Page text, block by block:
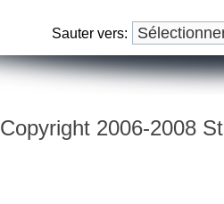
Sauter vers:
Copyright 2006-2008